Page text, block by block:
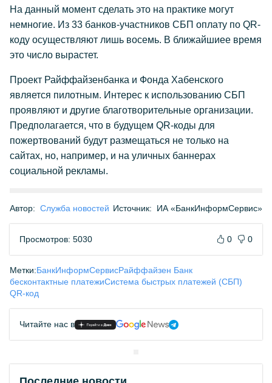
На данный момент сделать это на практике могут
немногие. Из 33 банков-участников СБП оплату по QR-
коду осуществляют лишь восемь. В ближайшиее время
это число вырастет.
Проект Райффайзенбанка и Фонда Хабенского
является пилотным. Интерес к использованию СБП
проявляют и другие благотворительные организации.
Предполагается, что в будущем QR-коды для
пожертвований будут размещаться не только на
сайтах, но, например, и на уличных баннерах
социальной рекламы.
Автор: Служба новостей Источник: ИА «БанкИнформСервис»
Просмотров: 5030 0 0
Метки:БанкИнформСервисРайффайзен Банк
бесконтактные платежиСистема быстрых платежей (СБП)
QR-код
Читайте нас в